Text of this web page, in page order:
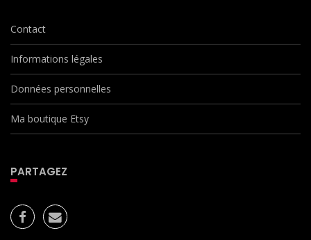
Contact
Informations légales
Données personnelles
Ma boutique Etsy
PARTAGEZ